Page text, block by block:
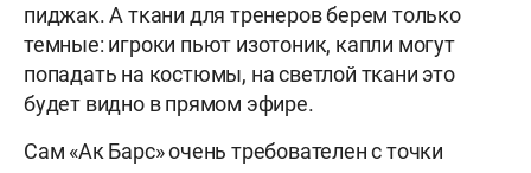
пиджак. А ткани для тренеров берем только
темные: игроки пьют изотоник, капли могут
попадать на костюмы, на светлой ткани это
будет видно в прямом эфире.
Сам «Ак Барс» очень требователен с точки